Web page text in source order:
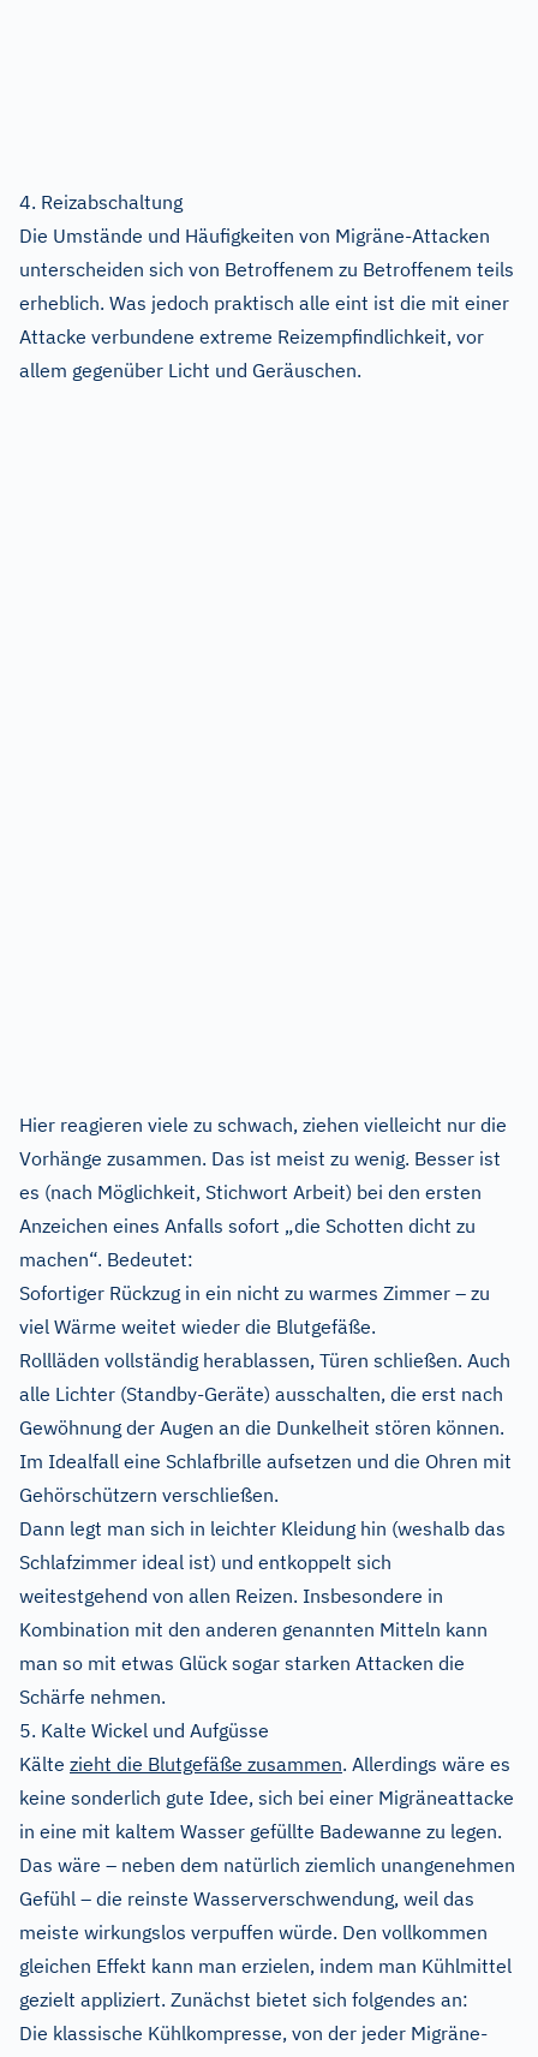
4. Reizabschaltung
Die Umstände und Häufigkeiten von Migräne-Attacken
unterscheiden sich von Betroffenem zu Betroffenem teils
erheblich. Was jedoch praktisch alle eint ist die mit einer
Attacke verbundene extreme Reizempfindlichkeit, vor
allem gegenüber Licht und Geräuschen.
Hier reagieren viele zu schwach, ziehen vielleicht nur die
Vorhänge zusammen. Das ist meist zu wenig. Besser ist
es (nach Möglichkeit, Stichwort Arbeit) bei den ersten
Anzeichen eines Anfalls sofort „die Schotten dicht zu
machen“. Bedeutet:
Sofortiger Rückzug in ein nicht zu warmes Zimmer – zu
viel Wärme weitet wieder die Blutgefäße.
Rollläden vollständig herablassen, Türen schließen. Auch
alle Lichter (Standby-Geräte) ausschalten, die erst nach
Gewöhnung der Augen an die Dunkelheit stören können.
Im Idealfall eine Schlafbrille aufsetzen und die Ohren mit
Gehörschützern verschließen.
Dann legt man sich in leichter Kleidung hin (weshalb das
Schlafzimmer ideal ist) und entkoppelt sich
weitestgehend von allen Reizen. Insbesondere in
Kombination mit den anderen genannten Mitteln kann
man so mit etwas Glück sogar starken Attacken die
Schärfe nehmen.
5. Kalte Wickel und Aufgüsse
Kälte zieht die Blutgefäße zusammen. Allerdings wäre es
keine sonderlich gute Idee, sich bei einer Migräneattacke
in eine mit kaltem Wasser gefüllte Badewanne zu legen.
Das wäre – neben dem natürlich ziemlich unangenehmen
Gefühl – die reinste Wasserverschwendung, weil das
meiste wirkungslos verpuffen würde. Den vollkommen
gleichen Effekt kann man erzielen, indem man Kühlmittel
gezielt appliziert. Zunächst bietet sich folgendes an:
Die klassische Kühlkompresse, von der jeder Migräne-